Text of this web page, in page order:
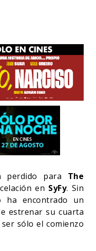
perdido para The
en SyFy. Sin
ha encontrado un
estrenar su cuarta
sólo el comienzo